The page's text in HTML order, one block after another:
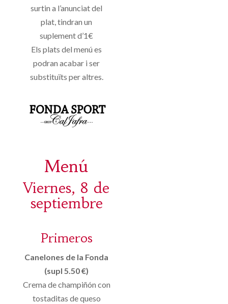
surtin a l’anunciat del
plat, tindran un
suplement d’1€
Els plats del menú es
podran acabar i ser
substituïts per altres.
Menú
Viernes, 8 de
septiembre
Primeros
Canelones de la Fonda
(supl 5.50 €)
Crema de champiñón con
tostaditas de queso